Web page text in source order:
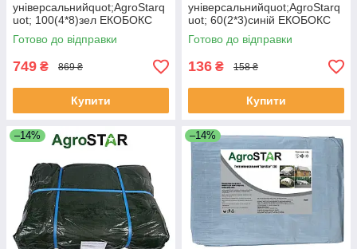
універсальнийquot;AgroStarq
uot; 100(4*8)зел ЕКОБОКС
Готово до відправки
749 ₴ 869 ₴
Купити
універсальнийquot;AgroStarq
uot; 60(2*3)синій ЕКОБОКС
Готово до відправки
136 ₴ 158 ₴
Купити
–14% –14%